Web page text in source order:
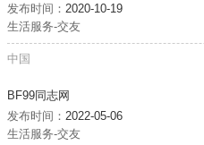
发布时间： 2020-10-19
生活服务-交友
中国
BF99同志网
发布时间： 2022-05-06
生活服务-交友